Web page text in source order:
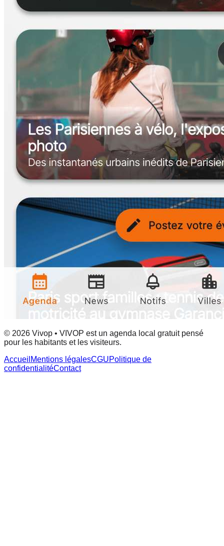
© 2026 Vivop • VIVOP est un agenda local gratuit pensé
pour les habitants et les visiteurs.
Accueil Mentions légalesCGUPolitique de
confidentialitéContact